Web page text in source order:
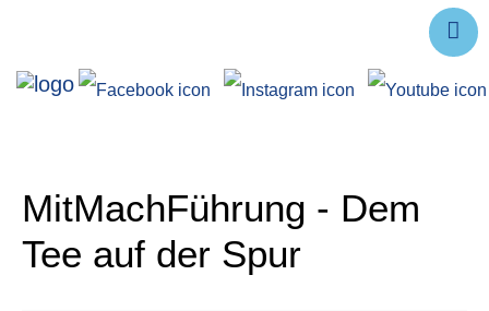
Forschung
Service
MitMachFührung - Dem
Tee auf der Spur